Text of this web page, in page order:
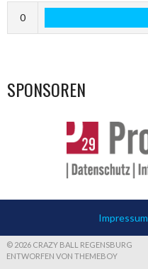
0
SPONSOREN
Impressum
© 2026 CRAZY BALL REGENSBURG
ENTWORFEN VON THEMEBOY